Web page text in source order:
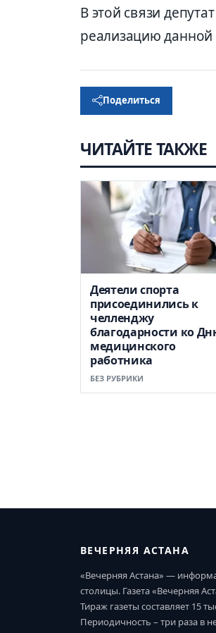
В этой связидепутат
реализацию данной
Поделиться
ЧИТАЙТЕ ТАКЖЕ
Деятели спорта
присоединились к
челленджу
благодарности ко
медицинского
работника
БЕЗ РУБРИКИ
ВЕЧЕРНЯЯ АСТАНА
«Вечерняя Астана» —
столицы. Газета «Вечерняя
Тираж газеты составляет 15
Периодичность – три раза в